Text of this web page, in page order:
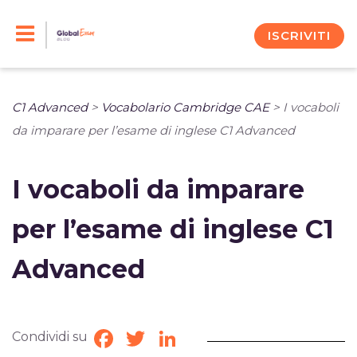
ISCRIVITI
C1 Advanced> Vocabolario Cambridge CAE> I vocaboli
da imparare per l’esame di inglese C1 Advanced
I vocaboli da imparare
per l’esame di inglese C1
Advanced
Condividi su Facebook
TwitterLinkedIn